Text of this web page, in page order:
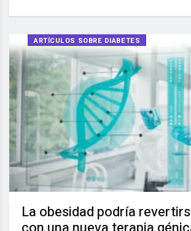
ARTÍCULOS SOBRE DIABETES
La obesidad podría